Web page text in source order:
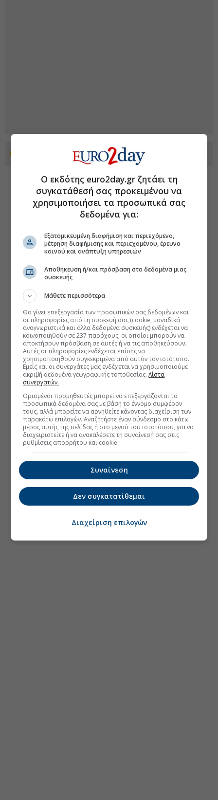
Προσθέστε το euro2day.gr στο Discover
Ο εκδότης euro2day.gr ζητάει τη
συγκατάθεσή σας προκειμένου να
χρησιμοποιήσει τα προσωπικά σας
δεδομένα για:
Εξατομικευμένη διαφήμιση και περιεχόμενο,
μέτρηση διαφήμισης και περιεχομένου, έρευνα
κοινού και ανάπτυξη υπηρεσιών
Αποθήκευση ή/και πρόσβαση στα δεδομένα μιας
συσκευής
Μάθετε περισσότερα
Θα γίνει επεξεργασία των προσωπικών σας δεδομένων και
οι πληροφορίες από τη συσκευή σας (cookie, μοναδικά
αναγνωριστικά και άλλα δεδομένα συσκευής) ενδέχεται να
κοινοποιηθούν σε 237 παρόχους, οι οποίοι μπορούν να
αποκτήσουν πρόσβαση σε αυτές ή να τις αποθηκεύσουν.
Αυτές οι πληροφορίες ενδέχεται επίσης να
χρησιμοποιηθούν συγκεκριμένα από αυτόν τον ιστότοπο.
Εμείς και οι συνεργάτες μας ενδέχεται να χρησιμοποιούμε
ακριβή δεδομένα γεωγραφικής τοποθεσίας.Λίστα
συνεργατών.
Ορισμένοι προμηθευτές μπορεί να επεξεργάζονται τα
προσωπικά δεδομένα σας με βάση το έννομο συμφέρον
τους, αλλά μπορείτε να αρνηθείτε κάνοντας διαχείριση των
παρακάτω επιλογών. Αναζητήστε έναν σύνδεσμο στο κάτω
μέρος αυτής της σελίδας ή στο μενού του ιστοτόπου, για να
διαχειριστείτε ή να ανακαλέσετε τη συναίνεσή σας στις
ρυθμίσεις απορρήτου και cookie.
Συναίνεση
Δεν συγκατατίθεμαι
Διαχείριση επιλογών